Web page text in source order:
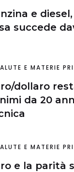
e
succede
E MATERIE
dollaro
da 20
E MATERIE
e la parità